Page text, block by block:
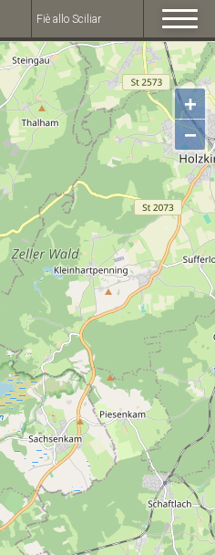
Fiè allo Sciliar
+
−